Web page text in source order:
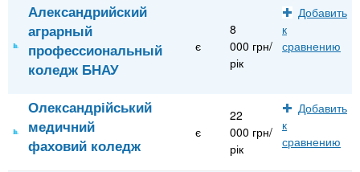
Александрийский
аграрный
профессиональный
коледж БНАУ
є
8
000 грн/
рік
Добавить
к
сравнению
Олександрійський
медичний
фаховий коледж
є
22
000 грн/
рік
Добавить
к
сравнению